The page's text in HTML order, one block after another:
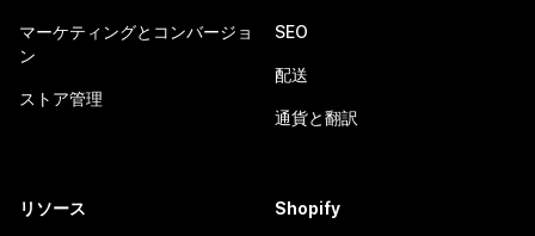
マーケティングとコンバージョ
ン
ストア管理
SEO
配送
通貨と翻訳
リソース Shopify